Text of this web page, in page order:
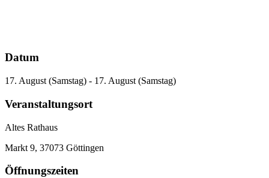
Datum
17. August (Samstag) - 17. August (Samstag)
Veranstaltungsort
Altes Rathaus
Markt 9, 37073 Göttingen
Öffnungszeiten